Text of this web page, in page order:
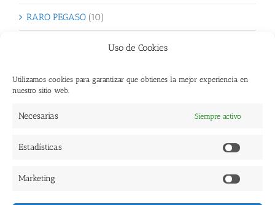
Uso de Cookies
Utilizamos cookies para garantizar que obtienes la mejor experiencia en
nuestro sitio web.
Necesarias Siempre activo
Estadísticas
Marketing
RARO PEGASO (10)
TOTÓ (4)
Verdes Brotes
Copyright 2017 Ediciones en Huida. | Todos los Derechos Reservados |